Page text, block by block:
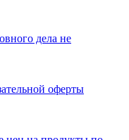
дела не
оферты